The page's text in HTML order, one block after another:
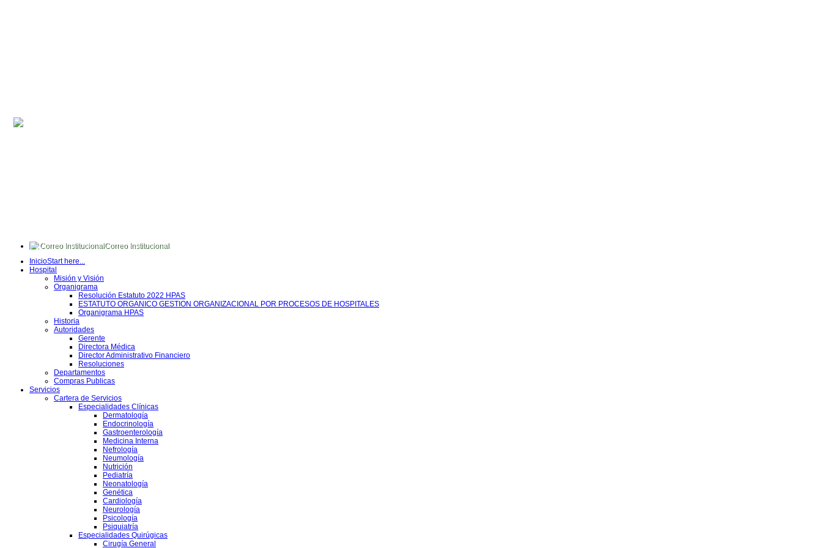
Correo Institucional
Intranet
Quipux
InicioStart here...
Hospital
Misión y Visión
Organigrama
Resolución Estatuto 2022 HPAS
ESTATUTO ORGANICO GESTION ORGANIZACIONAL POR PROCESOS DE HOSPITALES
Organigrama HPAS
Historia
Autoridades
Gerente
Directora Médica
Director Administrativo Financiero
Resoluciones
Departamentos
Compras Publicas
Servicios
Cartera de Servicios
Especialidades Clínicas
Dermatología
Endocrinología
Gastroenterología
Medicina Interna
Nefrología
Neumología
Nutrición
Pediatría
Neonatología
Genética
Cardiología
Neurología
Psicología
Psiquiatría
Especialidades Quirúgicas
Cirugía General